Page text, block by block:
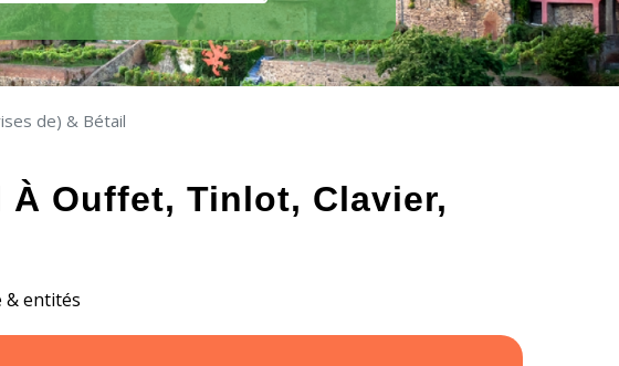
de) & Bétail
Ouffet, Tinlot, Clavier,
& entités